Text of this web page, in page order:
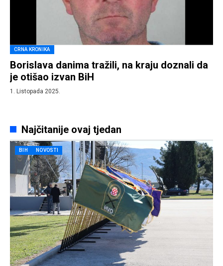
CRNA KRONIKA
Borislava danima tražili, na kraju doznali da
je otišao izvan BiH
1. Listopada 2025.
Najčitanije ovaj tjedan
BIH NOVOSTI